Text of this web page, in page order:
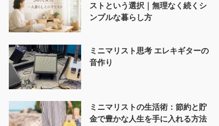
ストという選択｜無理なく続くシ
ンプルな暮らし方
ミニマリスト思考 エレキギターの
音作り
ミニマリストの生活術：節約と貯
金で豊かな人生を手に入れる方法